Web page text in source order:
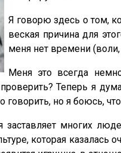
Я говорю здесь о том,
веская причина для
меня нет времени (воли,
Меня это всегда
Теперь я
говорить, но я боюсь,
заставляет многих
которая